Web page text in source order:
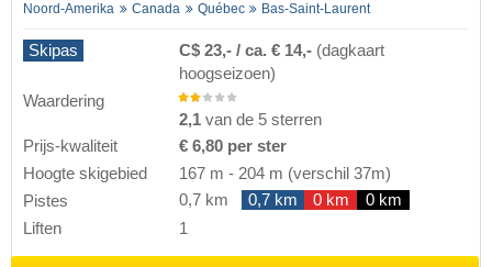
Noord-Amerika Canada Québec Bas-Saint-Laurent
Skipas C$ 23,- / ca. € 14,- (dagkaart
hoogseizoen)
Waardering
2,1 van de 5 sterren
Prijs-kwaliteit
€ 6,80 per ster
Hoogte skigebied
167 m - 204 m (verschil 37m)
Pistes
0,7 km 0,7 km 0 km
0 km
Liften
1